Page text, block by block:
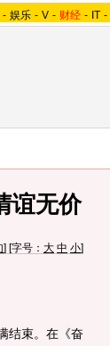
- 娱乐 - V - 财经 - IT -
谊无价
] [字号： 大 中 小]
结束。在《奋